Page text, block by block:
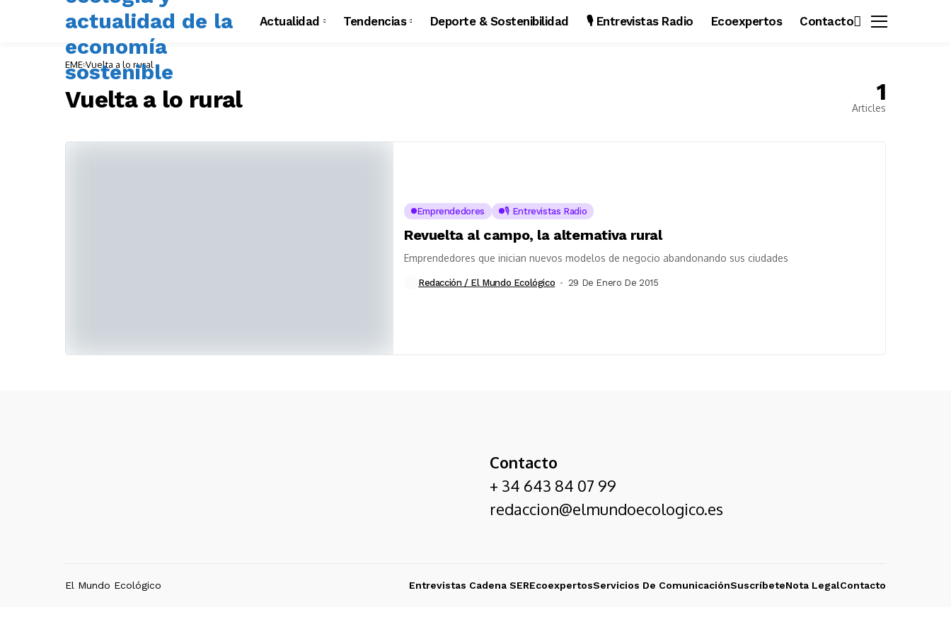
Actualidad Tendencias Deporte & Sostenibilidad 🎙️ Entrevistas Radio Ecoexpertos Contacto
EME Vuelta a lo rural
Vuelta a lo rural 1
Articles
Emprendedores 🎙️ Entrevistas Radio
Revuelta al campo, la alternativa rural
Emprendedores que inician nuevos modelos de negocio abandonando sus ciudades
Redacción / El Mundo Ecológico 29 De Enero De 2015
Contacto
+ 34 643 84 07 99
redaccion@elmundoecologico.es
El Mundo Ecológico Entrevistas Cadena SEREcoexpertosServicios De ComunicaciónSuscríbeteNota LegalContacto